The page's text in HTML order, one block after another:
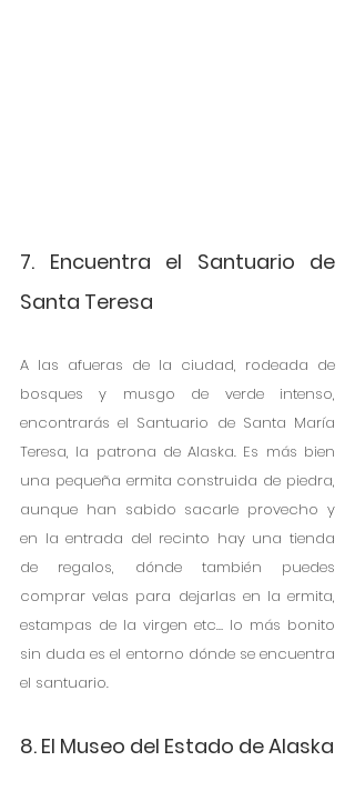
7. Encuentra el Santuario de
Santa Teresa
A las afueras de la ciudad, rodeada de
bosques y musgo de verde intenso,
encontrarás el Santuario de Santa María
Teresa, la patrona de Alaska. Es más bien
una pequeña ermita construida de piedra,
aunque han sabido sacarle provecho y
en la entrada del recinto hay una tienda
de regalos, dónde también puedes
comprar velas para dejarlas en la ermita,
estampas de la virgen etc… lo más bonito
sin duda es el entorno dónde se encuentra
el santuario.
8. El Museo del Estado de Alaska